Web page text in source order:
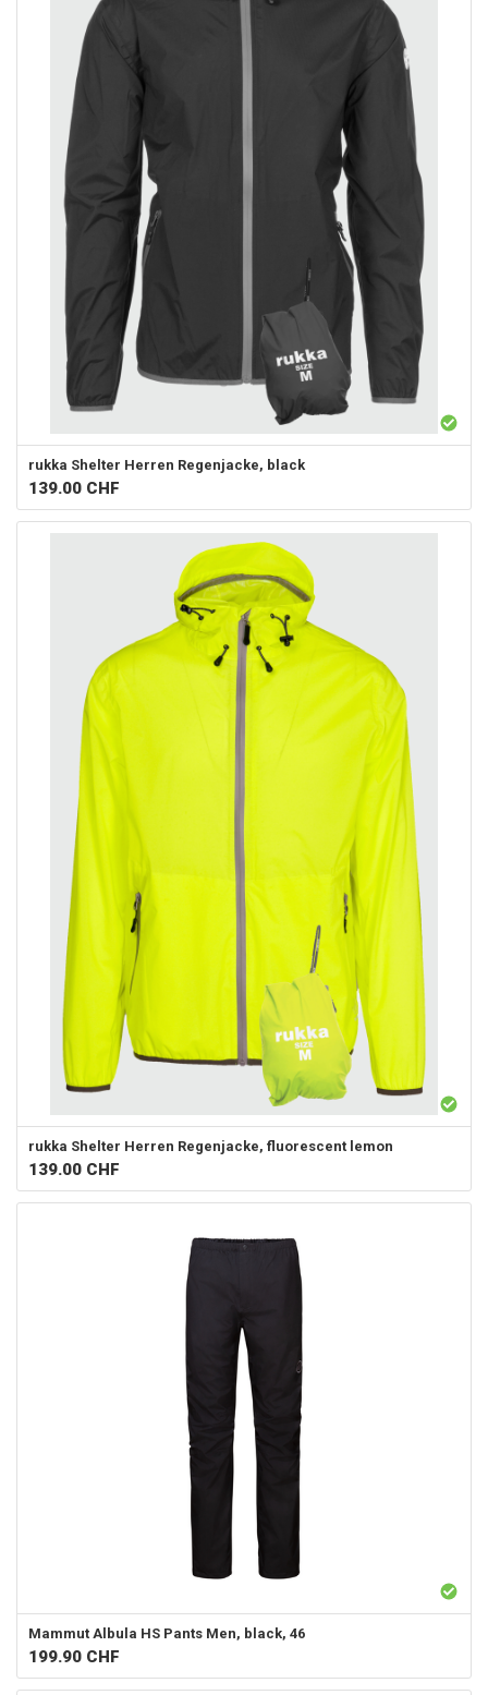
rukka Shelter Herren Regenjacke, black
139.00 CHF
rukka Shelter Herren Regenjacke, fluorescent lemon
139.00 CHF
Mammut Albula HS Pants Men, black, 46
199.90 CHF